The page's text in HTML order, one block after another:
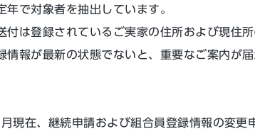
年で対象者を抽出しています。
付は登録されているご実家の住所および現住
情報が最新の状態でないと、重要なご案内が
現在、継続申請および組合員登録情報の変更